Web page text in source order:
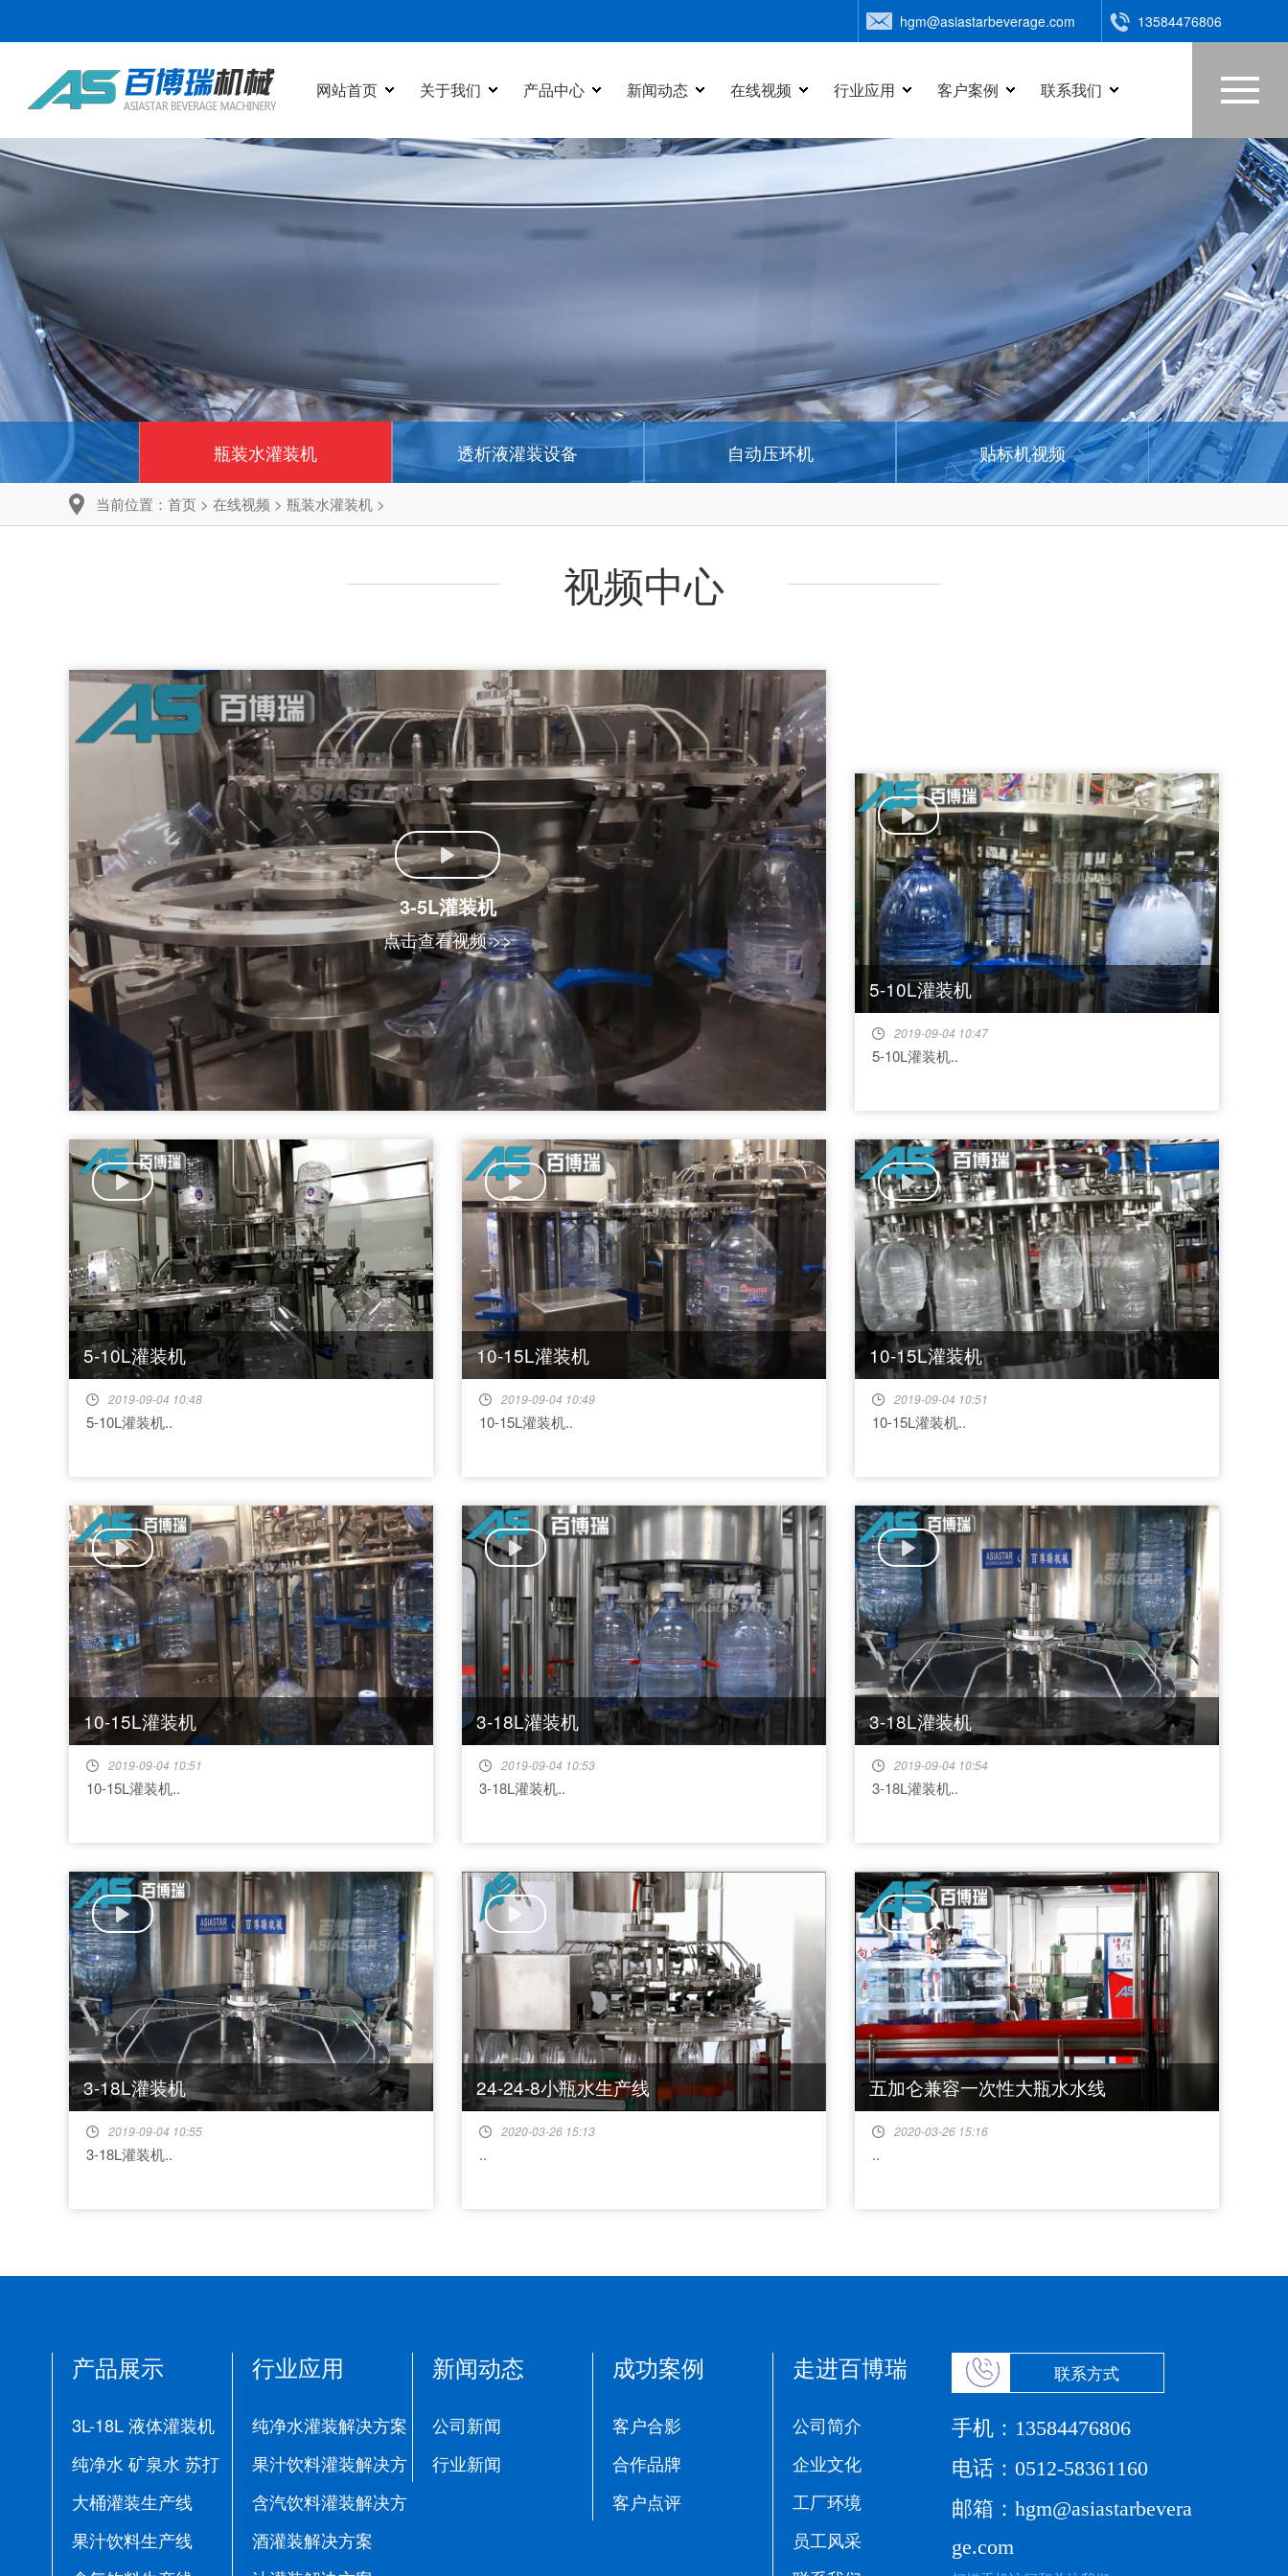
13584476806
hgm@asiastarbeverage.com
网站首页 关于我们 产品中心 新闻动态 在线视频 行业应用 客户案例 联系我们
网站首页
在线视频
行业应用
客户案例
联系我们 瓶装水灌装机 透析液灌装设备 自动压环机 贴标机视频
当前位置： 首页 > 在线视频 > 瓶装水灌装机 >
视频中心
3-5L灌装机
点击查看视频 >>
5-10L灌装机
2019-09-04 10:47
5-10L灌装机..
5-10L灌装机
2019-09-04 10:48
5-10L灌装机..
10-15L灌装机
2019-09-04 10:49
10-15L灌装机..
10-15L灌装机
2019-09-04 10:51
10-15L灌装机..
10-15L灌装机
2019-09-04 10:51
10-15L灌装机..
3-18L灌装机
2019-09-04 10:53
3-18L灌装机..
3-18L灌装机
2019-09-04 10:54
3-18L灌装机..
3-18L灌装机
2019-09-04 10:55
3-18L灌装机..
24-24-8小瓶水生产线
2020-03-26 15:13
..
五加仑兼容一次性大瓶水水线
2020-03-26 15:16
..
产品展示
3L-18L 液体灌装机
纯净水 矿泉水 苏打
水生产线
大桶灌装生产线
果汁饮料生产线
行业应用
纯净水灌装解决方案
果汁饮料灌装解决方
案
含汽饮料灌装解决方
案
酒灌装解决方案
新闻动态
公司新闻
行业新闻
成功案例
客户合影
合作品牌
客户点评
走进百博瑞
公司简介
企业文化
工厂环境
员工风采
联系方式
手机： 13584476806
电话：0512-58361160
邮箱：hgm@asiastarbevera
ge.com